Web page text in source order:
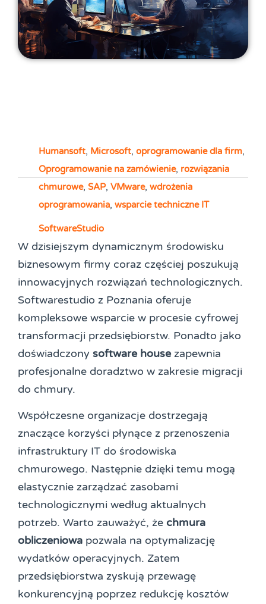
Humansoft, Microsoft, oprogramowanie dla firm,
Oprogramowanie na zamówienie, rozwiązania
chmurowe, SAP, VMware, wdrożenia
oprogramowania, wsparcie techniczne IT
SoftwareStudio
W dzisiejszym dynamicznym środowisku
biznesowym firmy coraz częściej poszukują
innowacyjnych rozwiązań technologicznych.
Softwarestudio z Poznania oferuje
kompleksowe wsparcie w procesie cyfrowej
transformacji przedsiębiorstw. Ponadto jako
doświadczony software housezapewnia
profesjonalne doradztwo w zakresie migracji
do chmury.
Współczesne organizacje dostrzegają
znaczące korzyści płynące z przenoszenia
infrastruktury IT do środowiska
chmurowego. Następnie dzięki temu mogą
elastycznie zarządzać zasobami
technologicznymi według aktualnych
potrzeb. Warto zauważyć, że chmura
obliczeniowa pozwala na optymalizację
wydatków operacyjnych. Zatem
przedsiębiorstwa zyskują przewagę
konkurencyjną poprzez redukcję kosztów